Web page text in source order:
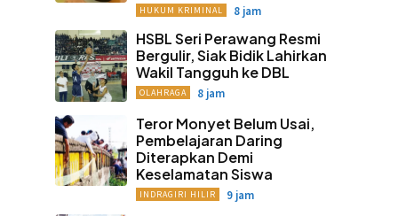
HUKUM KRIMINAL 8 jam
HSBL Seri Perawang Resmi
Bergulir, Siak Bidik Lahirkan
Wakil Tangguh ke DBL
OLAHRAGA 8 jam
Teror Monyet Belum Usai,
Pembelajaran Daring
Diterapkan Demi
Keselamatan Siswa
INDRAGIRI HILIR 9 jam